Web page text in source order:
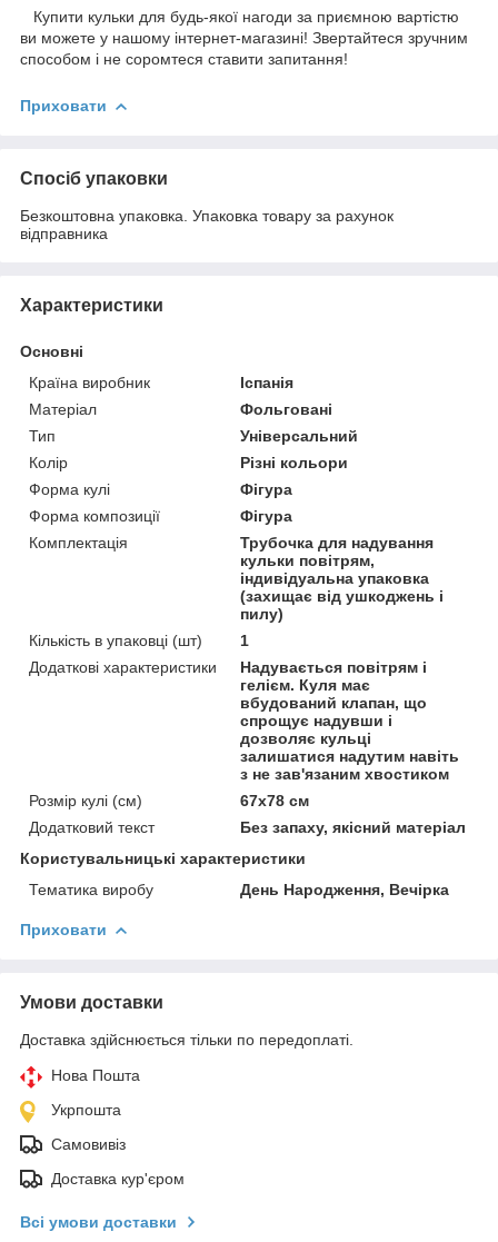
Купити кульки для будь-якої нагоди за приємною вартістю
ви можете у нашому інтернет-магазині! Звертайтеся зручним
способом і не соромтеся ставити запитання!
Приховати
Спосіб упаковки
Безкоштовна упаковка. Упаковка товару за рахунок
відправника
Характеристики
Основні
Країна виробник
Іспанія
Матеріал
Фольговані
Тип
Універсальний
Колір
Різні кольори
Форма кулі
Фігура
Форма композиції
Фігура
Комплектація
Трубочка для надування
кульки повітрям,
індивідуальна упаковка
(захищає від ушкоджень і
пилу)
Кількість в упаковці (шт)
1
Додаткові характеристики
Надувається повітрям і
гелієм. Куля має
вбудований клапан, що
спрощує надувши і
дозволяє кульці
залишатися надутим навіть
з не зав'язаним хвостиком
Розмір кулі (см)
67х78 см
Додатковий текст
Без запаху, якісний матеріал
Користувальницькі характеристики
Тематика виробу
День Народження, Вечірка
Приховати
Умови доставки
Доставка здійснюється тільки по передоплаті.
Нова Пошта
Укрпошта
Самовивіз
Доставка кур'єром
Всі умови доставки